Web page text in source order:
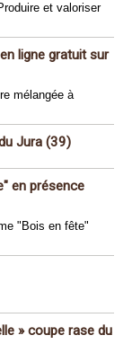
et valoriser
ligne gratuit sur
mélangée à
Jura (39)
en présence
"Bois en fête"
» coupe rase du